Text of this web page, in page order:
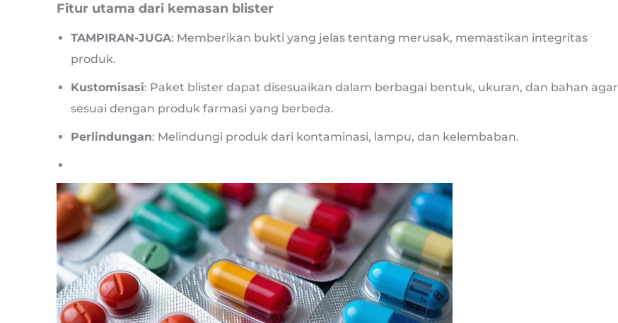
Fitur utama dari kemasan blister
TAMPIRAN-JUGA: Memberikan bukti yang jelas tentang merusak, memastikan integritas
produk.
Kustomisasi: Paket blister dapat disesuaikan dalam berbagai bentuk, ukuran, dan bahan agar
sesuai dengan produk farmasi yang berbeda.
Perlindungan: Melindungi produk dari kontaminasi, lampu, dan kelembaban.